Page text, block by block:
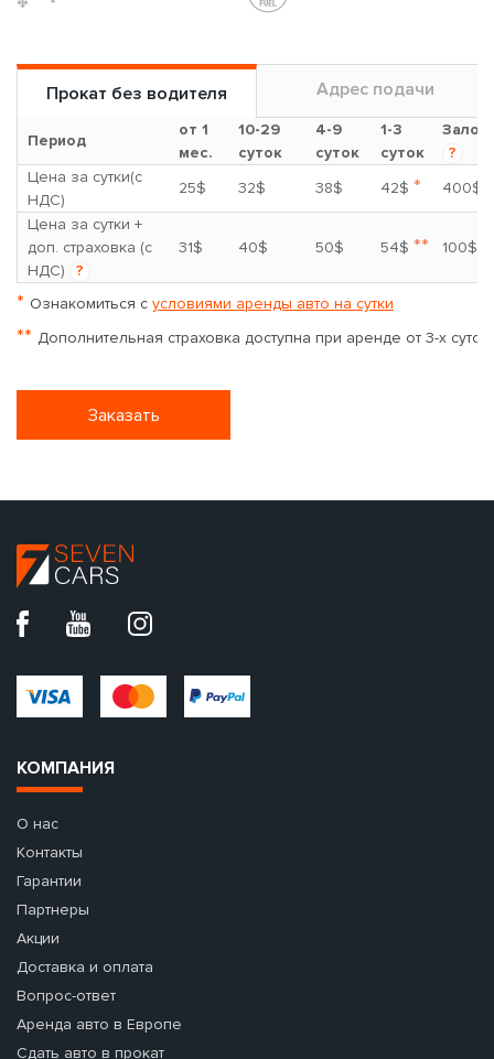
Прокат без водителя Адрес подачи
Период
от 1
мес.
10-29
суток
4-9
суток
1-3
суток
Залог
?
Цена за сутки(с
НДС)
25$ 32$ 38$ 42$ *
400$
Цена за сутки +
доп. страховка (с
НДС)
?
31$ 40$ 50$ 54$ ** 100$
* Ознакомиться с условиями аренды авто на сутки
** Дополнительная страховка доступна при аренде от 3-х суток
Заказать
КОМПАНИЯ
О нас
Контакты
Гарантии
Партнеры
Акции
Доставка и оплата
Вопрос-ответ
Аренда авто в Европе
Сдать авто в прокат